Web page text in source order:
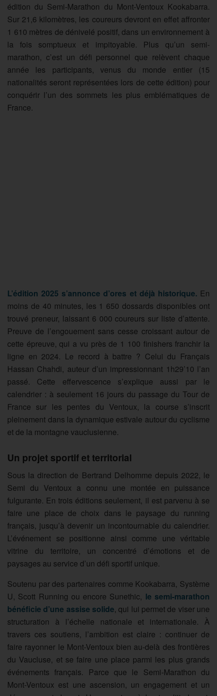
édition du Semi-Marathon du Mont-Ventoux Kookabarra.
Sur 21,6 kilomètres, les coureurs devront en effet affronter
1 610 mètres de dénivelé positif, dans un environnement à
la fois somptueux et impitoyable. Plus qu’un semi-
marathon, c’est un défi personnel que relèvent chaque
année les participants, venus du monde entier (15
nationalités seront représentées lors de cette édition) pour
conquérir l’un des sommets les plus emblématiques de
France.
L’édition 2025 s’annonce d’ores et déjà historique. En
moins de 40 minutes, les 1 650 dossards disponibles ont
trouvé preneur, laissant 6 000 coureurs sur liste d’attente.
Preuve de l’engouement sans cesse croissant autour de
cette épreuve, qui a vu près de 1 100 finishers franchir la
ligne en 2024. Le record à battre ? Celui du Français
Hassan Chahdi, auteur d’un impressionnant 1h29’10 l’an
passé. Cette effervescence s’explique aussi par le
calendrier : à seulement 16 jours du passage du Tour de
France sur les pentes du Ventoux, la course s’inscrit
pleinement dans la dynamique estivale autour du cyclisme
et de la montagne vauclusienne.
Un projet sportif et territorial
Sous la direction de Bertrand Delhomme depuis 2022, le
Semi du Ventoux a connu une montée en puissance
fulgurante. En trois éditions seulement, il est parvenu à se
faire une place de choix dans le paysage du running
français, jusqu’à devenir un incontournable du calendrier.
L’événement se positionne ainsi comme une véritable
vitrine du territoire, un concentré d’émotions et de
paysages au service d’un défi sportif unique.
Soutenu par des partenaires comme Kookabarra, Système
U, Scott Running ou encore Sunethic, le semi-marathon
bénéficie d’une assise solide, qui lui permet de viser une
structuration à l’échelle nationale et internationale. À
travers ces soutiens, l’ambition est claire : continuer de
faire rayonner le Mont-Ventoux bien au-delà des frontières
du Vaucluse, et se faire une place parmi les plus grands
événements français. Parce que le Semi-Marathon du
Mont-Ventoux est une ascension, un engagement et un